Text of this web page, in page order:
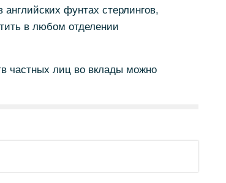
фунтах стерлингов,
в любом отделении
частных лиц во вклады можно